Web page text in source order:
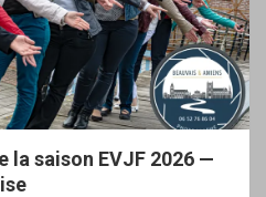
la saison EVJF 2026 —